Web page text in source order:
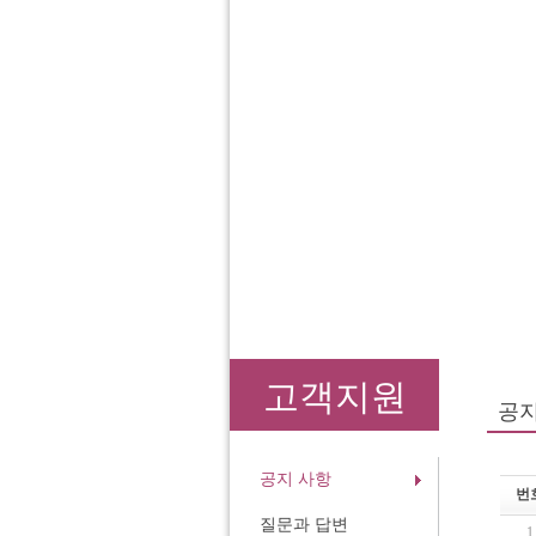
고객지원 공
공지 사항
질문과 답변
번